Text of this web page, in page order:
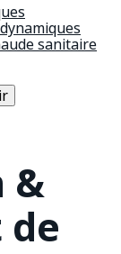
sanitaire
&